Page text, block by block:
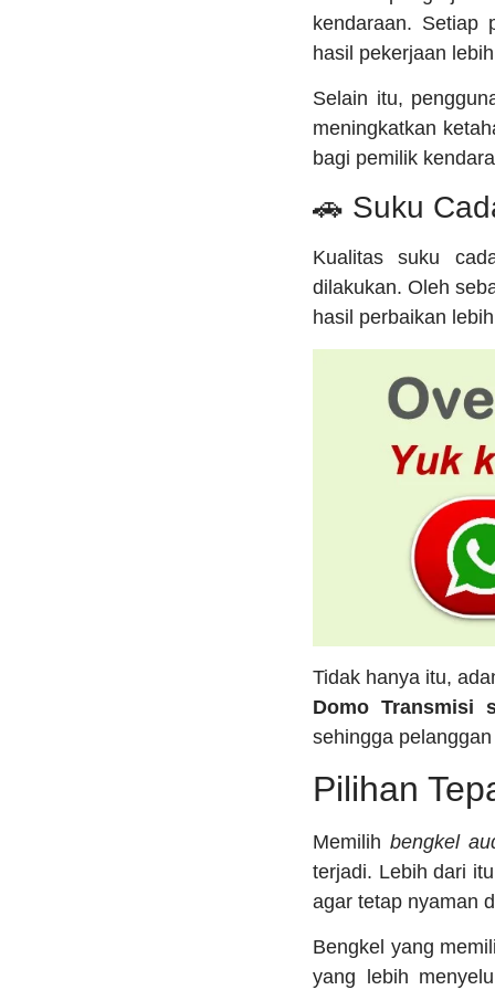
kendaraan. Setiap
hasil pekerjaan
Selain itu,
meningkatkan
bagi pemilik
🚗 Suku
Kualitas suku
dilakukan. Oleh
hasil perbaikan
Tidak hanya itu,
Domo Transmisi
sehingga
Pilihan
Memilih bengkel
terjadi. Lebih dari
agar tetap nyaman
Bengkel yang
yang lebih